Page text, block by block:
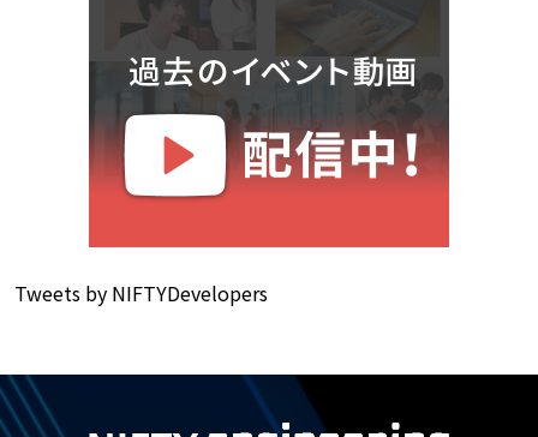
Tweets by NIFTYDevelopers